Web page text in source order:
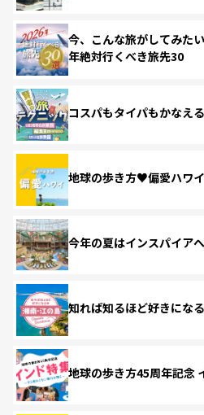
今、こんな旅がしてみた
年絶対行くべき旅先30
コスパもタイパもかなえ
地球の歩き方♥偏愛ハワイ
今年の夏はインスパイアへ
知れば知るほど好きにな
地球の歩き方45周年記念